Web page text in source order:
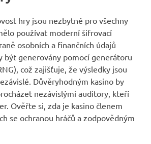
hry jsou nezbytné pro všechny
používat moderní šifrovací
osobních a finančních údajů
být generovány pomocí generátoru
což zajišťuje, že výsledky jsou
Důvěryhodným kasino by
nezávislými auditory, kteří
Ověřte si, zda je kasino členem
se ochranou hráčů a zodpovědným